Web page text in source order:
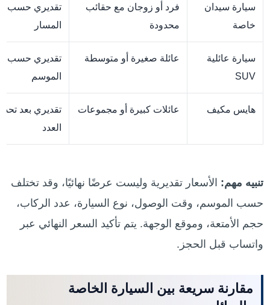
سيارة سيدان
خاصة
فرد أو زوجان مع حقائب
محدودة
تقديري حسب
المسار
سيارة عائلية
SUV
عائلة صغيرة أو متوسطة
تقديري حسب
الموسم
هايس مكيف عائلات كبيرة أو مجموعات
تقديري بعد
العدد
تنبيه مهم: الأسعار تقديرية وليست عرضًا نهائيًا، وقد تختلف
حسب الموسم، وقت الوصول، نوع السيارة، عدد الركاب،
حجم الأمتعة، وموقع الوجهة. يتم تأكيد السعر النهائي عبر
واتساب قبل الحجز.
مقارنة سريعة بين السيارة الخاصة